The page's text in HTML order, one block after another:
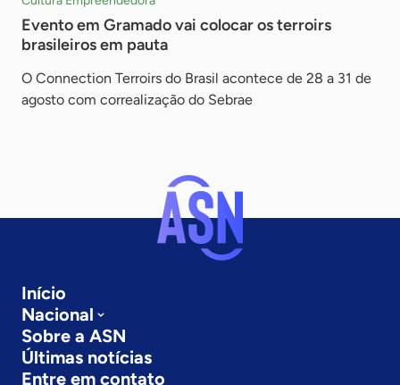
Evento em Gramado vai colocar os terroirs
brasileiros em pauta
O Connection Terroirs do Brasil acontece de 28 a 31 de
agosto com correalização do Sebrae
Início
Nacional
Sobre a ASN
Últimas notícias
Entre em contato